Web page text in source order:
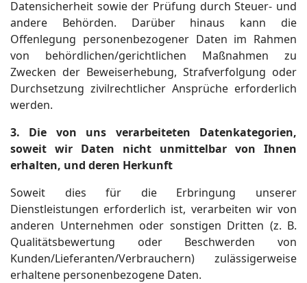
Datensicherheit sowie der Prüfung durch Steuer- und
andere Behörden. Darüber hinaus kann die
Offenlegung personenbezogener Daten im Rahmen
von behördlichen/gerichtlichen Maßnahmen zu
Zwecken der Beweiserhebung, Strafverfolgung oder
Durchsetzung zivilrechtlicher Ansprüche erforderlich
werden.
3. Die von uns verarbeiteten Datenkategorien,
soweit wir Daten nicht unmittelbar von Ihnen
erhalten, und deren Herkunft
Soweit dies für die Erbringung unserer
Dienstleistungen erforderlich ist, verarbeiten wir von
anderen Unternehmen oder sonstigen Dritten (z. B.
Qualitätsbewertung oder Beschwerden von
Kunden/Lieferanten/Verbrauchern) zulässigerweise
erhaltene personenbezogene Daten.